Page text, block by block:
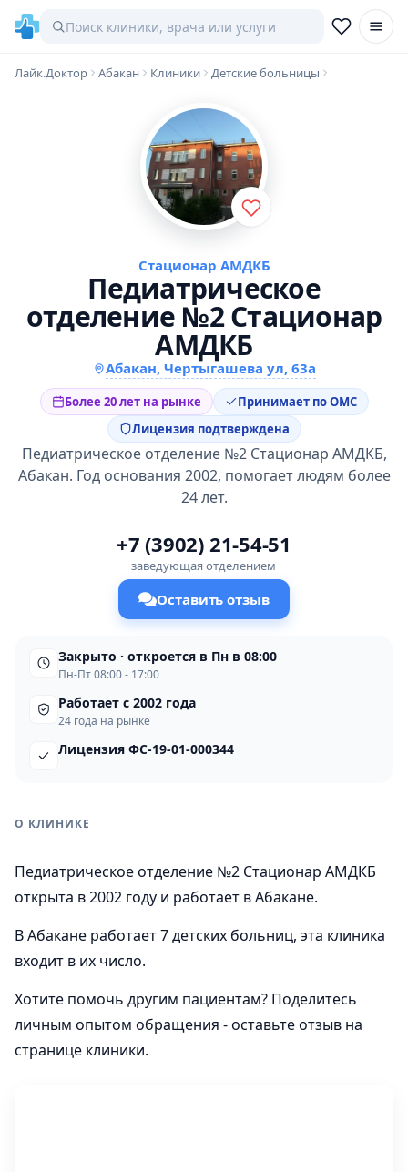
Лайк.Доктор Абакан Клиники Детские больницы
Стационар АМДКБ
Педиатрическое
отделение №2 Стационар
АМДКБ
Абакан, Чертыгашева ул, 63а
Более 20 лет на рынке
Принимает по ОМС
Лицензия подтверждена
Педиатрическое отделение №2 Стационар АМДКБ,
Абакан. Год основания 2002, помогает людям более
24 лет.
+7 (3902) 21-54-51
заведующая отделением
Оставить отзыв
Закрыто · откроется в Пн в 08:00
Пн-Пт 08:00 - 17:00
Работает с 2002 года
24 года на рынке
Лицензия ФС-19-01-000344
О КЛИНИКЕ
Педиатрическое отделение №2 Стационар АМДКБ
открыта в 2002 году и работает в Абакане.
В Абакане работает 7 детских больниц, эта клиника
входит в их число.
Хотите помочь другим пациентам? Поделитесь
личным опытом обращения - оставьте отзыв на
странице клиники.